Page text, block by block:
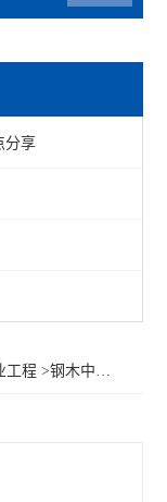
分享
工程 >钢木中央台